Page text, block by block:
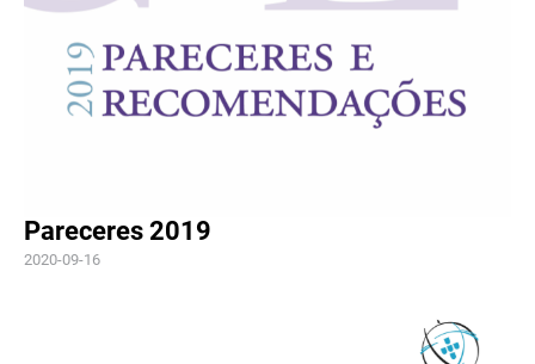
Pareceres 2019
2020-09-16